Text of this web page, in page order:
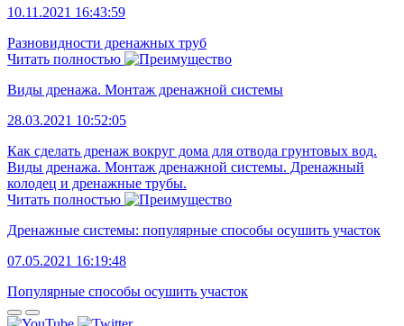
10.11.2021 16:43:59
Разновидности дренажных труб
Читать полностью
Виды дренажа. Монтаж дренажной системы
28.03.2021 10:52:05
Как сделать дренаж вокруг дома для отвода грунтовых вод.
Виды дренажа. Монтаж дренажной системы. Дренажный
колодец и дренажные трубы.
Читать полностью
Дренажные системы: популярные способы осушить участок
07.05.2021 16:19:48
Популярные способы осушить участок